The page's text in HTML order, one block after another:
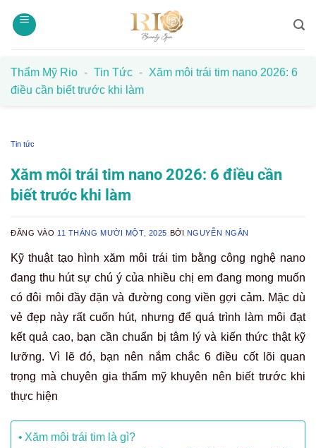
qua
Thẩm Mỹ Rio - Tin Tức - Xăm môi trái tim nano 2026: 6
điều cần biết trước khi làm
Tin tức
Xăm môi trái tim nano 2026: 6 điều cần
biết trước khi làm
ĐĂNG VÀO 11 THÁNG MƯỜI MỘT, 2025 BỞI NGUYỄN NGÂN
Kỹ thuật tạo hình xăm môi trái tim bằng công nghệ nano
đang thu hút sự chú ý của nhiều chị em đang mong muốn
có đôi môi đầy đặn và đường cong viền gợi cảm. Mặc dù
vẻ đẹp này rất cuốn hút, nhưng để quá trình làm môi đạt
kết quả cao, bạn cần chuẩn bị tâm lý và kiến thức thật kỹ
lưỡng. Vì lẽ đó, bạn nên nắm chắc 6 điều cốt lõi quan
trọng mà chuyên gia thẩm mỹ khuyên nên biết trước khi
thực hiện
Xăm môi trái tim là gì?